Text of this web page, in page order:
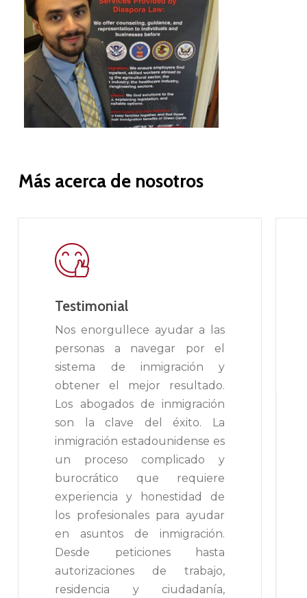
Más acerca de nosotros
Testimonial
Nos enorgullece ayudar a las
personas a navegar por el
sistema de inmigración y
obtener el mejor resultado.
Los abogados de inmigración
son la clave del éxito. La
inmigración estadounidense es
un proceso complicado y
burocrático que requiere
experiencia y honestidad de
los profesionales para ayudar
en asuntos de inmigración.
Desde peticiones hasta
autorizaciones de trabajo,
residencia y ciudadanía,